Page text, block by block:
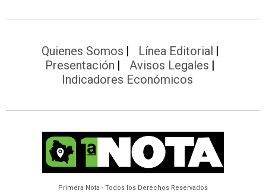
Quienes Somos
Línea Editorial
Presentación
Avisos Legales
Indicadores Económicos
Primera Nota - Todos los Derechos Reservados